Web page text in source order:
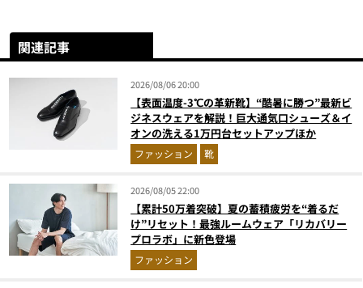
関連記事
2026/08/06 20:00
【表面温度-3℃の革新靴】“酷暑に勝つ”最新ビ
ジネスウェアを解説！巨大通気口シューズ＆イ
オンの洗える1万円台セットアップほか
ファッション 靴
2026/08/05 22:00
【累計50万着突破】夏の蓄積疲労を“着るだ
け”リセット！最強ルームウェア「リカバリー
プロラボ」に新色登場
ファッション